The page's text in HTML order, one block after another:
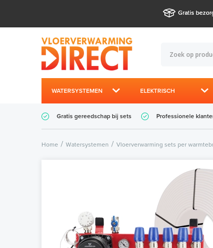
Gratis
WATERSYSTEMEN ELEKTRISCH
Gratis gereedschap bij sets Professionele
Home Watersystemen Vloerverwarming sets per